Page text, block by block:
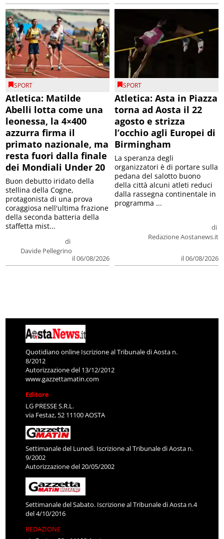
SPORT
Atletica: Matilde
Abelli lotta come una
leonessa, la 4×400
azzurra firma il
primato nazionale, ma
resta fuori dalla finale
dei Mondiali Under 20
di
Davide Pellegrino
il 06/08/2026
Buon debutto iridato della
stellina della Cogne,
protagonista di una prova
coraggiosa nell'ultima frazione
della seconda batteria della
staffetta mist...
SPORT
Atletica: Asta in Piazza
torna ad Aosta il 22
agosto e strizza
l’occhio agli Europei di
Birmingham
di
Redazione Aostanews.it
il 06/08/2026
La speranza degli
organizzatori è di portare sulla
pedana del salotto buono
della città alcuni atleti reduci
dalla rassegna continentale in
programma ...
Quotidiano online Iscrizione al Tribunale di Aosta n.
8/2012
Autorizzazione del 13/12/2012
www.gazzettamatin.com
Editore
LG PRESSE S.R.L.
via Festaz, 52 11100 AOSTA
Settimanale del Lunedì. Iscrizione al Tribunale di Aosta n.
9/2002
Autorizzazione del 20/05/2002
Settimanale del Sabato. Iscrizione al Tribunale di Aosta n.4
del 4/10/2016
REDAZIONE